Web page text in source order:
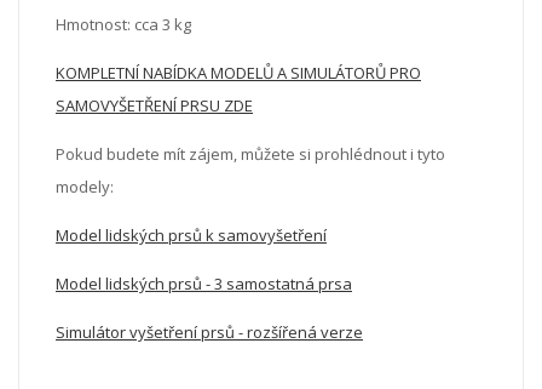
Hmotnost: cca 3 kg
KOMPLETNÍ NABÍDKA MODELŮ A SIMULÁTORŮ PRO
SAMOVYŠETŘENÍ PRSU ZDE
Pokud budete mít zájem, můžete si prohlédnout i tyto
modely:
Model lidských prsů k samovyšetření
Model lidských prsů - 3 samostatná prsa
Simulátor vyšetření prsů - rozšířená verze